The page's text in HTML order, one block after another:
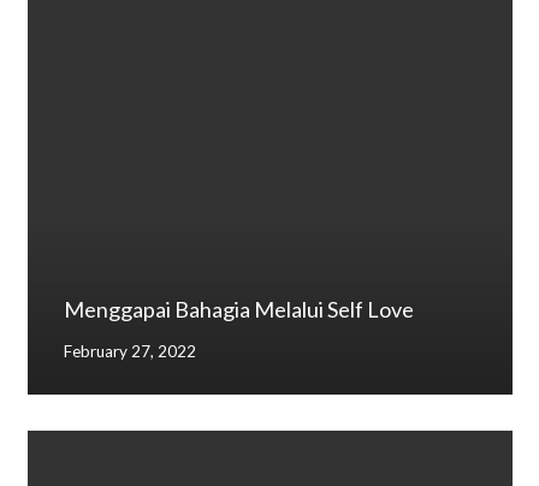
Menggapai Bahagia Melalui Self Love
February 27, 2022